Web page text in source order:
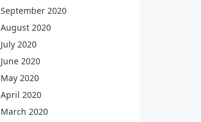
September 2020
August 2020
July 2020
June 2020
May 2020
April 2020
March 2020